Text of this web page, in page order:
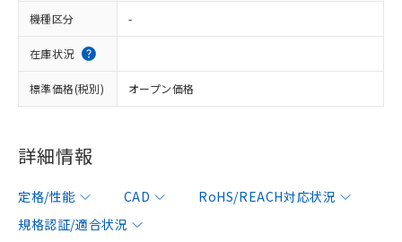
機種区分 -
在庫状況
標準価格(税別) オープン価格
詳細情報
定格/性能 CAD
RoHS/REACH対応状況
規格認証/適合状況